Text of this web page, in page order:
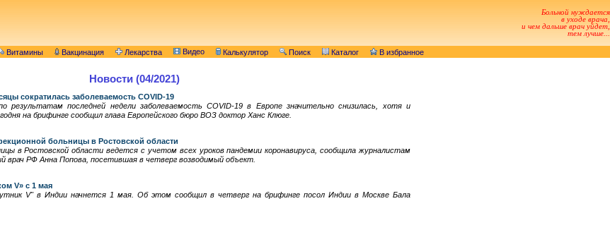
Больной нуждается
в уходе врача,
и чем дальше врач уйдет,
тем лучше...
Витамины Вакцинация Лекарства Видео Калькулятор Поиск Каталог В избранное
Новости (04/2021)
сократилась заболеваемость COVID-19
результатам последней недели заболеваемость COVID-19 в Европе значительно снизилась, хотя и
на брифинге сообщил глава Европейского бюро ВОЗ доктор Ханс Клюге.
больницы в Ростовской области
в Ростовской области ведется с учетом всех уроков пандемии коронавируса, сообщила журналистам
врач РФ Анна Попова, посетившая в четверг возводимый объект.
V» с 1 мая
V" в Индии начнется 1 мая. Об этом сообщил в четверг на брифинге посол Индии в Москве Бала